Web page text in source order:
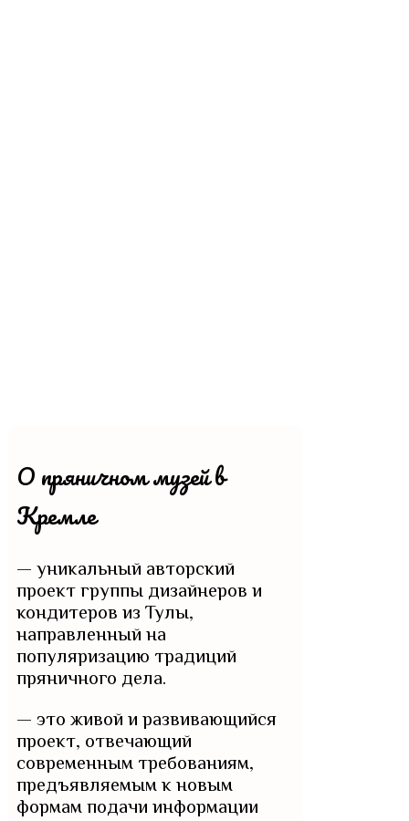
О пряничном музей в
Кремле
— уникальный авторский
проект группы дизайнеров и
кондитеров из Тулы,
направленный на
популяризацию традиций
пряничного дела.
— это живой и развивающийся
проект, отвечающий
современным требованиям,
предъявляемым к новым
формам подачи информации